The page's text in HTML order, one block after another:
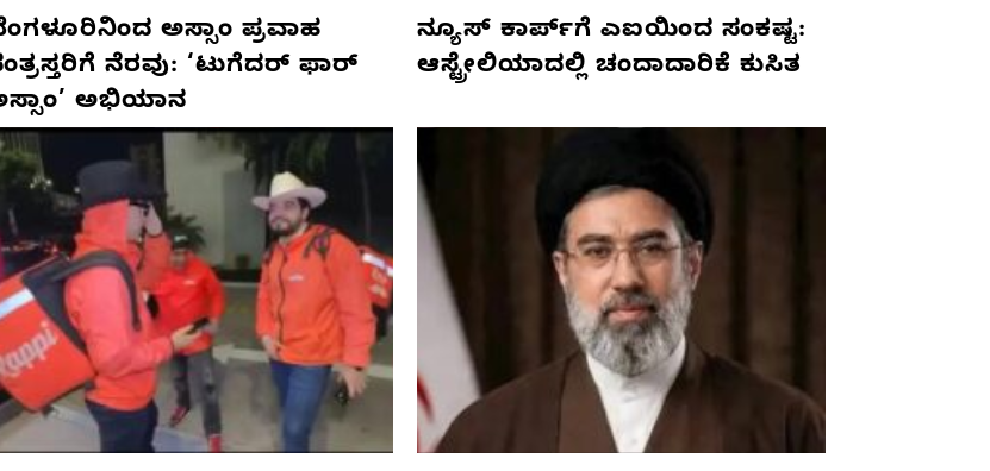
ಅಸ್ಸಾಂ ಪ್ರವಾಹ
ನೆರವು: ‘ಟುಗೆದರ್ ಫಾರ್
ಅಭಿಯಾನ
ನ್ಯೂಸ್ ಕಾರ್ಪ್‌ಗೆ ಎಐಯಿಂದ ಸಂಕಷ್ಟ:
ಆಸ್ಟ್ರೇಲಿಯಾದಲ್ಲಿ ಚಂದಾದಾರಿಕೆ ಕುಸಿತ